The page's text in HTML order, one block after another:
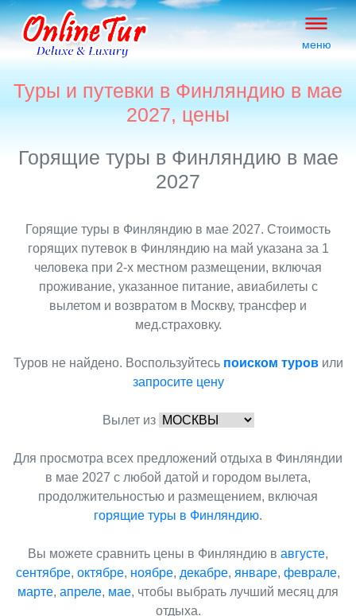
меню
Туры и путевки в Финляндию в мае
2027, цены
Горящие туры в Финляндию в мае
2027
Горящие туры в Финляндию в мае 2027. Стоимость
горящих путевок в Финляндию на май указана за 1
человека при 2-х местном размещении, включая
проживание, указанное питание, авиабилеты с
вылетом и возвратом в Москву, трансфер и
мед.страховку.
Туров не найдено. Воспользуйтесь поиском туровили
запросите цену
Вылет из
Для просмотра всех предложений отдыха в Финляндии
в мае 2027 с любой датой и городом вылета,
продолжительностью и размещением, включая
горящие туры в Финляндию.
Вы можете сравнить цены в Финляндию в августе,
сентябре, октябре, ноябре, декабре, январе, феврале,
марте, апреле, мае, чтобы выбрать лучший месяц для
отдыха.